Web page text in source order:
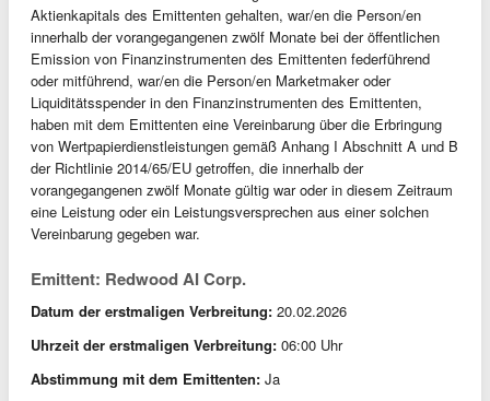
Aktienkapitals des Emittenten gehalten, war/en die Person/en
innerhalb der vorangegangenen zwölf Monate bei der öffentlichen
Emission von Finanzinstrumenten des Emittenten federführend
oder mitführend, war/en die Person/en Marketmaker oder
Liquiditätsspender in den Finanzinstrumenten des Emittenten,
haben mit dem Emittenten eine Vereinbarung über die Erbringung
von Wertpapierdienstleistungen gemäß Anhang I Abschnitt A und B
der Richtlinie 2014/65/EU getroffen, die innerhalb der
vorangegangenen zwölf Monate gültig war oder in diesem Zeitraum
eine Leistung oder ein Leistungsversprechen aus einer solchen
Vereinbarung gegeben war.
Emittent: Redwood AI Corp.
Datum der erstmaligen Verbreitung: 20.02.2026
Uhrzeit der erstmaligen Verbreitung: 06:00 Uhr
Abstimmung mit dem Emittenten: Ja